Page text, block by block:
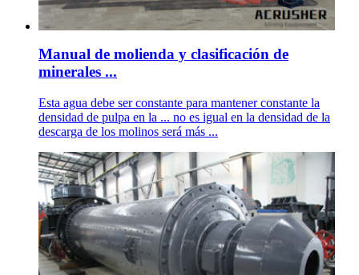
Manual de molienda y clasificación de
minerales ...
Esta agua debe ser constante para mantener constante la
densidad de pulpa en la ... no es igual en la densidad de la
descarga de los molinos será más ...